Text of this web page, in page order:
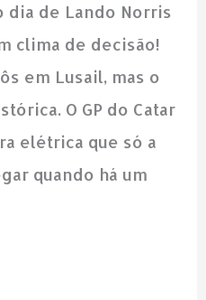
dia de Lando Norris
clima de decisão!
em Lusail, mas o
O GP do Catar
elétrica que só a
quando há um